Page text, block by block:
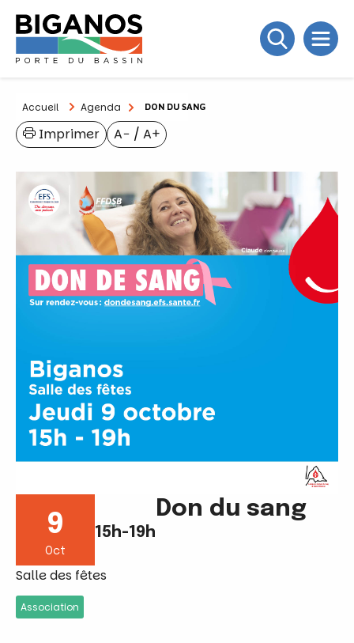
Accueil Agenda DON DU SANG
A− / A+
Imprimer
9
Oct
15h-19h
Don du sang
Salle des fêtes
Association